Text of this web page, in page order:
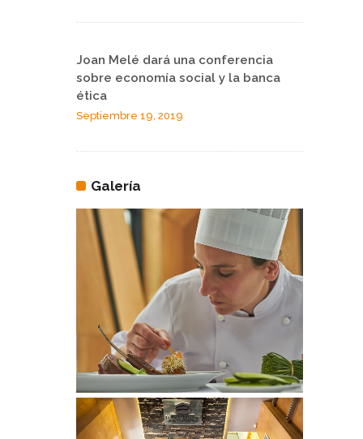
Joan Melé dará una conferencia
sobre economía social y la banca
ética
Septiembre 19, 2019
Galería